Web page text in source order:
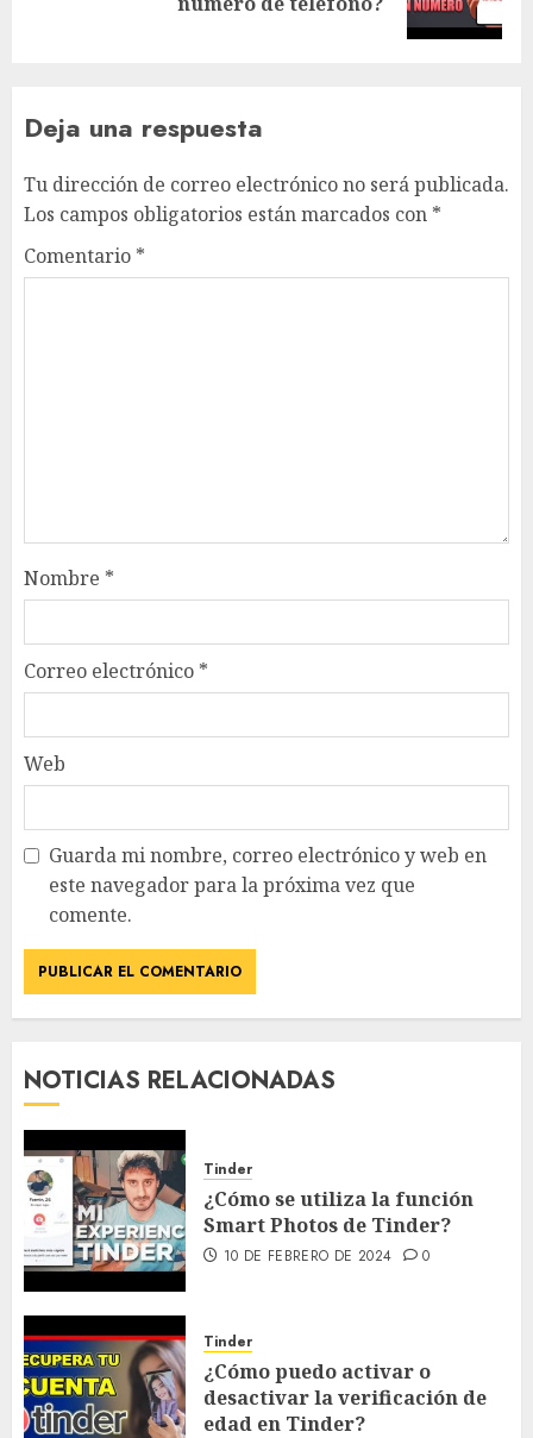
Deja una respuesta
Tu dirección de correo electrónico no será publicada.
Los campos obligatorios están marcados con *
Comentario *
Nombre *
Correo electrónico *
Web
Guarda mi nombre, correo electrónico y web en
este navegador para la próxima vez que
comente.
NOTICIAS RELACIONADAS
Tinder
¿Cómo se utiliza la función
Smart Photos de Tinder?
10 DE FEBRERO DE 2024 0
Tinder
¿Cómo puedo activar o
desactivar la verificación de
edad en Tinder?